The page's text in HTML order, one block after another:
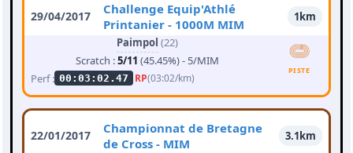
29/04/2017
Challenge Equip'Athlé
Printanier - 1000M MIM
1km
Paimpol (22)
Scratch :5/11 (45.45%) - 5/MIM
Perf : 00:03:02.47 RP(03:02/km)
PISTE
22/01/2017
Championnat de Bretagne
de Cross - MIM
3.1km